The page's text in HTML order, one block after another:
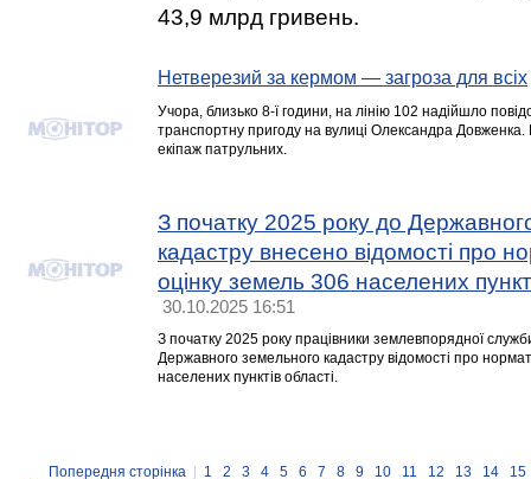
43,9 млрд гривень.
Нетверезий за кермом — загроза для всіх
Учора, близько 8-ї години, на лінію 102 надійшло
транспортну пригоду на вулиці Олександра Довженка.
екіпаж патрульних.
З початку 2025 року до
кадастру внесено відомості про
оцінку земель 306 населених
30.10.2025 16:51
З початку 2025 року працівники землевпорядної
Державного земельного кадастру відомості про
населених пунктів області.
Попередня сторінка 1 2 3 4 5 6 7 8 9 10 11 12 13 14
15